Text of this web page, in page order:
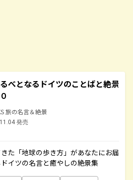
べとなるドイツのことばと絶景
旅の名言＆絶景
発売
た「地球の歩き方」があなたにお届
イツの名言と癒やしの絶景集